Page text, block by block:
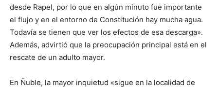
desde Rapel, por lo que en algún minuto fue importante
el flujo y en el entorno de Constitución hay mucha agua.
Todavía se tienen que ver los efectos de esa descarga».
Además, advirtió que la preocupación principal está en el
rescate de un adulto mayor.
En Ñuble, la mayor inquietud «sigue en la localidad de